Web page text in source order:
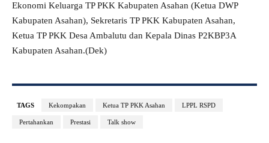
Ekonomi Keluarga TP PKK Kabupaten Asahan (Ketua DWP
Kabupaten Asahan), Sekretaris TP PKK Kabupaten Asahan,
Ketua TP PKK Desa Ambalutu dan Kepala Dinas P2KBP3A
Kabupaten Asahan.(Dek)
TAGS Kekompakan Ketua TP PKK Asahan LPPL RSPD
Pertahankan Prestasi Talk show